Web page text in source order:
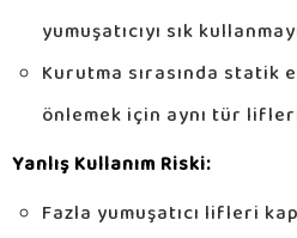
yumuşatıcıyı sık
Kurutma sırasında statik
önlemek için aynı tür
Yanlış Kullanım Riski:
Fazla yumuşatıcı lifleri